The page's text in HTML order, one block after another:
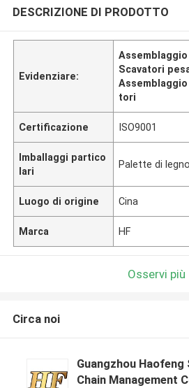
DESCRIZIONE DI PRODOTTO
Evidenziare:
Scavatori
tori
Certificazione ISO9001
Imballaggi partico
lari
Palette di legno
Luogo di origine Cina
Marca HF
Osservi più
Circa noi
Guangzhou Haofeng
Chain Management